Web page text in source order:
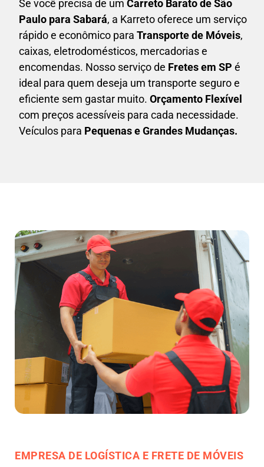
Se você precisa de um Carreto Baratode São
Paulo para Sabará, a Karreto oferece um serviço
rápido e econômico para Transporte de Móveis,
caixas, eletrodomésticos, mercadorias e
encomendas. Nosso serviço de Fretes em SP é
ideal para quem deseja um transporte seguro e
eficiente sem gastar muito. Orçamento Flexível
com preços acessíveis para cada necessidade.
Veículos para Pequenas e Grandes Mudanças.
EMPRESA DE LOGÍSTICA E FRETE DE MÓVEIS